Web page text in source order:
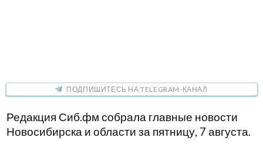
ПОДПИШИТЕСЬ НА TELEGRAM-КАНАЛ
Редакция Сиб.фм собрала главные новости
Новосибирска и области за пятницу, 7 августа.